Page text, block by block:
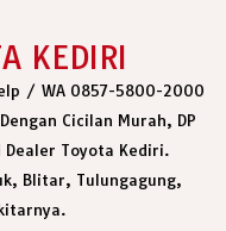
KEDIRI
/ WA 0857-5800-2000
Cicilan Murah, DP
Dealer Toyota Kediri.
Blitar, Tulungagung,